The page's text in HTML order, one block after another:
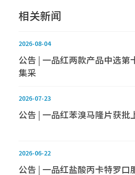
相关新闻
2026-08-04
公告 | 一品红两款产品中选第
集采
2026-07-23
公告 | 一品红苯溴马隆片获批
2026-06-22
公告 | 一品红盐酸丙卡特罗口